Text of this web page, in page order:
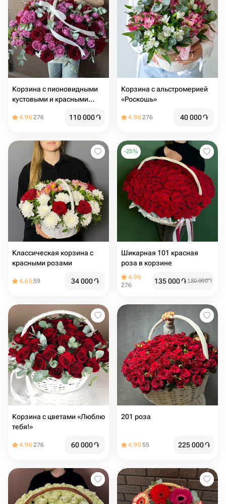
Корзина с пионовидными
кустовыми и красными
4.96276 110 000֏
Корзина с альстромерией
«Роскошь»
4.96276 40 000֏
Классическая корзина с
красными розами
4.6559 34 000֏
-25%
Шикарная 101 красная
роза в корзине
4.96
276
135 000֏ 180 000֏
Корзина с цветами «Люблю
тебя!»
4.96276 60 000֏ 4.9555 225 000֏